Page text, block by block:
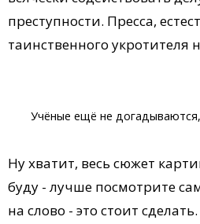
преступности. Пресса,
таинственного укротителя
Учёные ещё не
Ну хватит, весь сюжет
буду - лучше посмотрите
на слово - это стоит